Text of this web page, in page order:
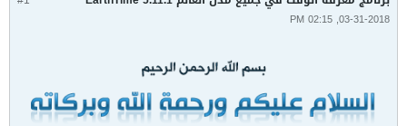
03-31-2018, 02:15 PM